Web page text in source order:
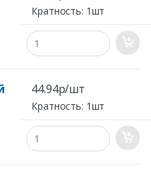
Кратность: 1шт
44.94р/шт
Кратность: 1шт